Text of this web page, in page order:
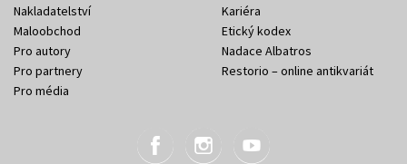
Nakladatelství
Maloobchod
Pro autory
Pro partnery
Pro média
Kariéra
Etický kodex
Nadace Albatros
Restorio – online antikvariát